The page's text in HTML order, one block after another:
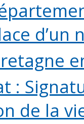
d’un
:
de la